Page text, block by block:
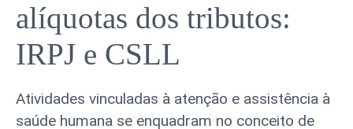
alíquotas dos tributos:
IRPJ e CSLL
Atividades vinculadas à atenção e assistência à
saúde humana se enquadram no conceito de